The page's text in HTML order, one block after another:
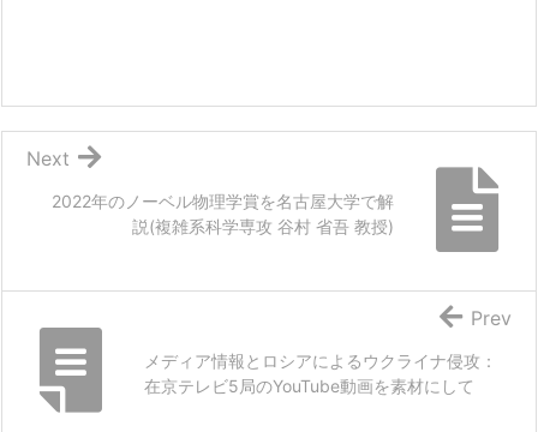
2022年のノーベル物理学賞を名古屋大学で解
説(複雑系科学専攻 谷村 省吾 教授)
Next
メディア情報とロシアによるウクライナ侵攻：
在京テレビ5局のYouTube動画を素材にして
Prev